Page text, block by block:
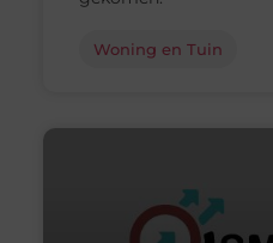
Woning en Tuin